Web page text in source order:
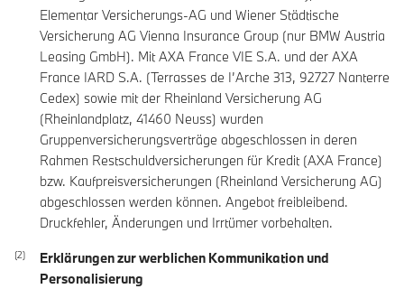
Elementar Versicherungs-AG und Wiener Städtische
Versicherung AG Vienna Insurance Group (nur BMW Austria
Leasing GmbH). Mit AXA France VIE S.A. und der AXA
France IARD S.A. (Terrasses de I’Arche 313, 92727 Nanterre
Cedex) sowie mit der Rheinland Versicherung AG
(Rheinlandplatz, 41460 Neuss) wurden
Gruppenversicherungsverträge abgeschlossen in deren
Rahmen Restschuldversicherungen für Kredit (AXA France)
bzw. Kaufpreisversicherungen (Rheinland Versicherung AG)
abgeschlossen werden können. Angebot freibleibend.
Druckfehler, Änderungen und Irrtümer vorbehalten.
Erklärungen zur werblichen Kommunikation und
Personalisierung